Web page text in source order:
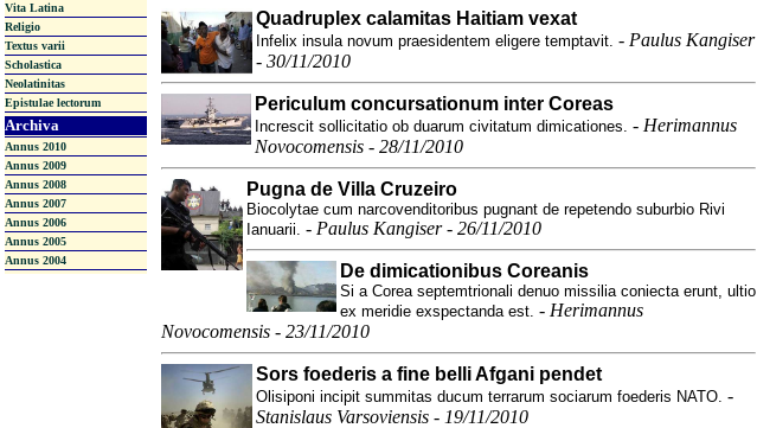
Vita Latina
Religio
Textus varii
Scholastica
Neolatinitas
Epistulae lectorum
Archiva
Annus 2010
Annus 2009
Annus 2008
Annus 2007
Annus 2006
Annus 2005
Annus 2004
Quadruplex calamitas Haitiam vexat
Infelix insula novum praesidentem eligere temptavit. - Paulus Kangiser
- 30/11/2010
Periculum concursationum inter Coreas
Increscit sollicitatio ob duarum civitatum dimicationes. - Herimannus
Novocomensis - 28/11/2010
Pugna de Villa Cruzeiro
Biocolytae cum narcovenditoribus pugnant de repetendo suburbio Rivi
Ianuarii. - Paulus Kangiser - 26/11/2010
De dimicationibus Coreanis
Si a Corea septemtrionali denuo missilia coniecta erunt, ultio
ex meridie exspectanda est. - Herimannus
Novocomensis - 23/11/2010
Sors foederis a fine belli Afgani pendet
Olisiponi incipit summitas ducum terrarum sociarum foederis NATO. -
Stanislaus Varsoviensis - 19/11/2010